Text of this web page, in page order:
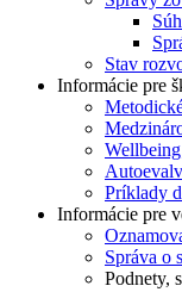
Stav
Informácie pre
Príklady
Informácie pre
Správa o
Podnety,